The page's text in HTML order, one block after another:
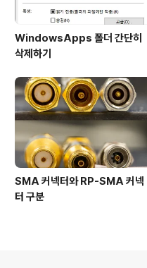
WindowsApps 폴더 간단히
삭제하기
SMA 커넥터와 RP-SMA 커넥
터 구분